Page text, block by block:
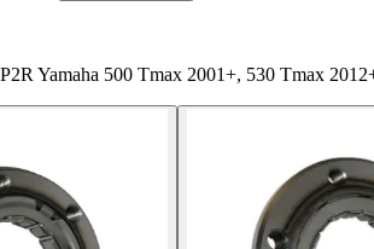
Yamaha 500 Tmax 2001+, 530 Tmax